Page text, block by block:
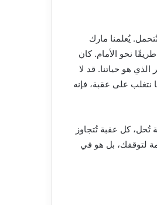
يُعلمنا مارك
نحو الأمام. كان
هو حياتنا. قد لا
نتغلب على عقبة، فإنه
كل عقبة تُتجاوز
لتوقفك، بل هو في